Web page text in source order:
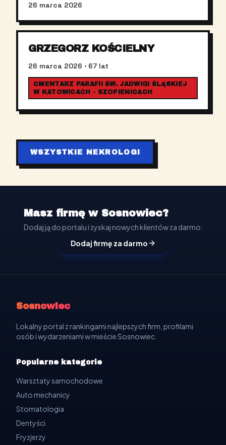
26 marca 2026
GRZEGORZ KOŚCIELNY
26 marca 2026 · 67 lat
CMENTARZ PARAFII ŚW. JADWIGI ŚLĄSKIEJ
W KATOWICACH - SZOPIENICACH
WSZYSTKIE NEKROLOGI
Masz firmę w Sosnowiec?
Dodaj ją do portalu i zyskaj nowych klientów za darmo.
Dodaj firmę za darmo
Sosnowiec
Lokalny portal z rankingami najlepszych firm, profilami
osób i wydarzeniami w mieście Sosnowiec.
Popularne kategorie
Warsztaty samochodowe
Auto mechanicy
Stomatologia
Dentyści
Fryzjerzy